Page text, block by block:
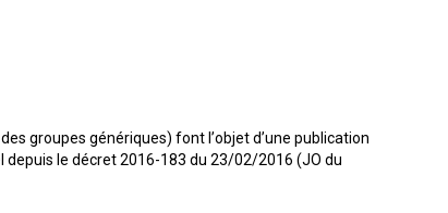
groupes génériques) font l’objet d’une publication
depuis le décret 2016-183 du 23/02/2016 (JO du